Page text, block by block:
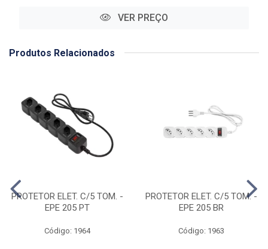
VER PREÇO
Produtos Relacionados
PROTETOR ELET. C/5 TOM. -
EPE 205 PT
Código: 1964
PROTETOR ELET. C/5 TOM. -
EPE 205 BR
Código: 1963